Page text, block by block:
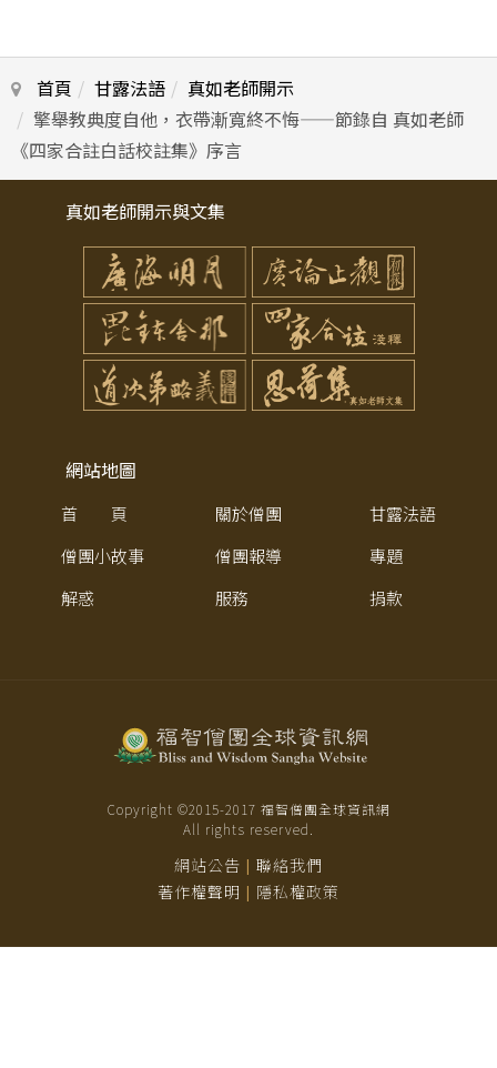
首頁 甘露法語
真如老師開示
擎舉教典度自他，衣帶漸寬終不悔——節錄自 真如老師
《四家合註白話校註集》序言
真如老師開示與文集
網站地圖
首 頁 關於僧團
甘露法語
僧團小故事
僧團報導
專題
解惑
服務 捐款
Copyright ©2015-2017 福智僧團全球資訊網
All rights reserved.
網站公告 | 聯絡我們
著作權聲明 | 隱私權政策